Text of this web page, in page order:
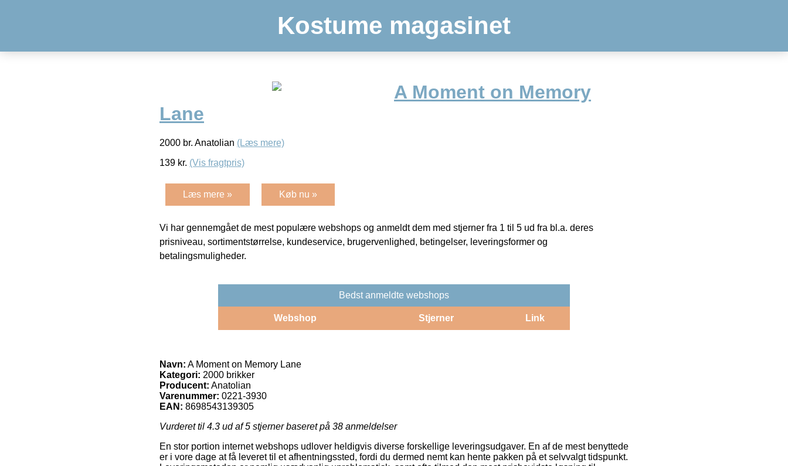
Kostume magasinet
A Moment on Memory
Lane
2000 br. Anatolian (Læs mere)
139 kr. (Vis fragtpris)
Læs mere » Køb nu »
Vi har gennemgået de mest populære webshops og anmeldt dem med stjerner fra 1 til 5 ud fra bl.a. deres
prisniveau, sortimentstørrelse, kundeservice, brugervenlighed, betingelser, leveringsformer og
betalingsmuligheder.
Bedst anmeldte webshops
Webshop Stjerner Link
Navn: A Moment on Memory Lane
Kategori: 2000 brikker
Producent: Anatolian
Varenummer: 0221-3930
EAN: 8698543139305
Vurderet til 4.3 ud af 5 stjerner baseret på 38 anmeldelser
En stor portion internet webshops udlover heldigvis diverse forskellige leveringsudgaver. En af de mest benyttede
er i vore dage at få leveret til et afhentningssted, fordi du dermed nemt kan hente pakken på et selvvalgt tidspunkt.